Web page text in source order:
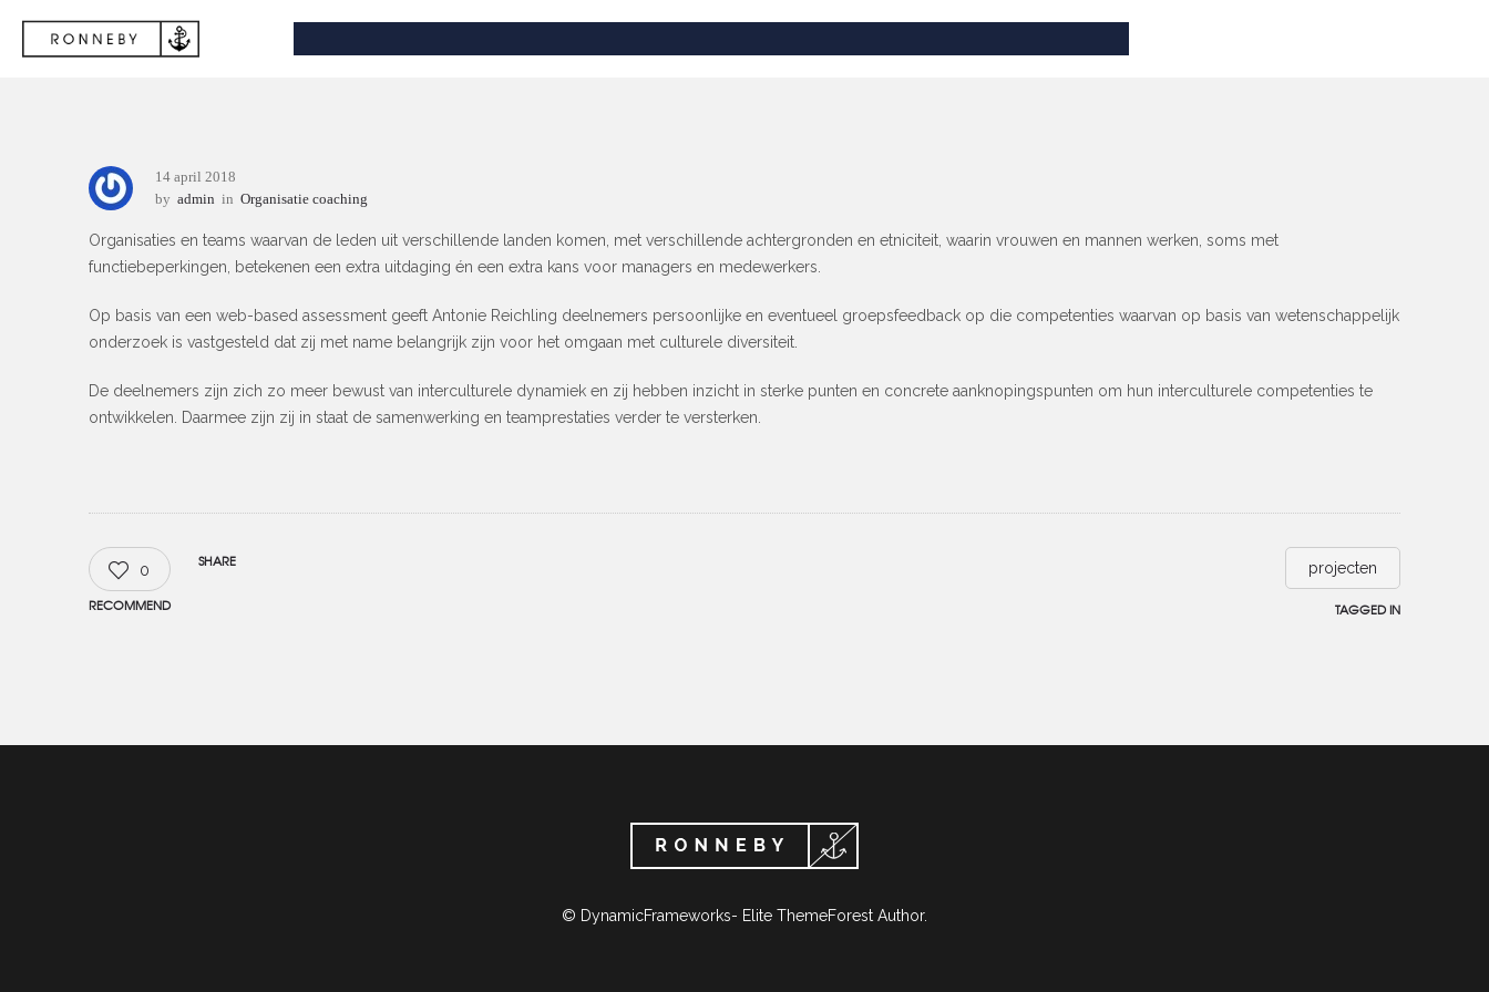
14 april 2018
by admin in Organisatie coaching
Organisaties en teams waarvan de leden uit verschillende landen komen, met verschillende achtergronden en etniciteit, waarin vrouwen en mannen werken, soms met
functiebeperkingen, betekenen een extra uitdaging én een extra kans voor managers en medewerkers.
Op basis van een web-based assessment geeft Antonie Reichling deelnemers persoonlijke en eventueel groepsfeedback op die competenties waarvan op basis van wetenschappelijk
onderzoek is vastgesteld dat zij met name belangrijk zijn voor het omgaan met culturele diversiteit.
De deelnemers zijn zich zo meer bewust van interculturele dynamiek en zij hebben inzicht in sterke punten en concrete aanknopingspunten om hun interculturele competenties te
ontwikkelen. Daarmee zijn zij in staat de samenwerking en teamprestaties verder te versterken.
0
RECOMMEND
SHARE projecten
TAGGED IN
© DynamicFrameworks- Elite ThemeForest Author.